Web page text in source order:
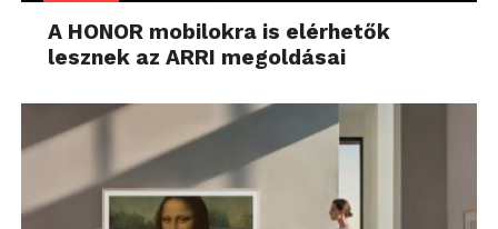
A HONOR mobilokra is elérhetők
lesznek az ARRI megoldásai